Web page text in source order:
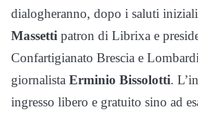
dialogheranno, dopo i saluti
Massetti patron di Librixa e
Confartigianato Brescia e
giornalista Erminio Bissolotti.
ingresso libero e gratuito sino ad